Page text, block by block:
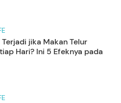
jika Makan Telur
Hari? Ini 5 Efeknya pada